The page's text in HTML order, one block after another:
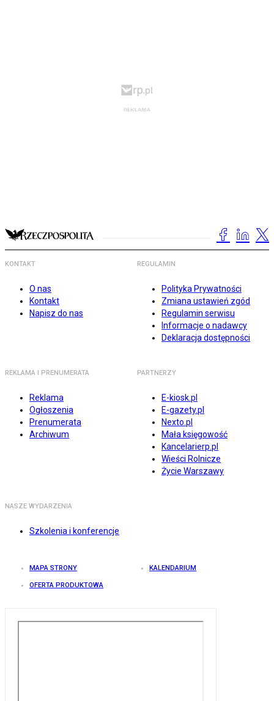
KONTAKT
O nas
Kontakt
Napisz do nas
REGULAMIN
Polityka Prywatności
Zmiana ustawień zgód
Regulamin serwisu
Informacje o nadawcy
Deklaracja dostępności
REKLAMA I PRENUMERATA
Reklama
Ogłoszenia
Prenumerata
Archiwum
PARTNERZY
E-kiosk.pl
E-gazety.pl
Nexto.pl
Mała księgowość
Kancelarierp.pl
Wieści Rolnicze
Życie Warszawy
NASZE WYDARZENIA
Szkolenia i konferencje
MAPA STRONY KALENDARIUM
OFERTA PRODUKTOWA